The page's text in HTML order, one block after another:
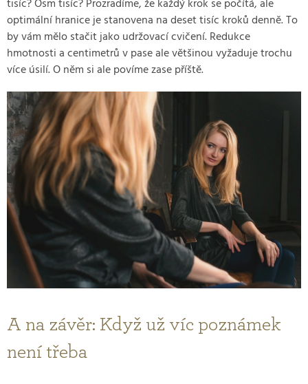
tisíc? Osm tisíc? Prozradíme, že každý krok se počítá, ale
optimální hranice je stanovena na deset tisíc kroků denně. To
by vám mělo stačit jako udržovací cvičení. Redukce
hmotnosti a centimetrů v pase ale většinou vyžaduje trochu
více úsilí. O něm si ale povíme zase příště.
A na závěr: Když už víc poznámek
není třeba